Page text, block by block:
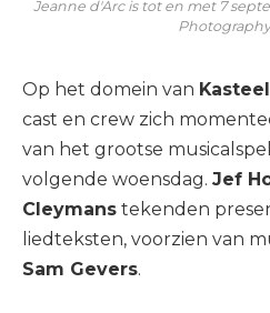
Jeanne d'Arc is tot en met 7
Op het domein van
cast en crew zich
van het grootse
volgende woensdag. Jef
Cleymans tekenden
liedteksten, voorzien van
Sam Gevers.